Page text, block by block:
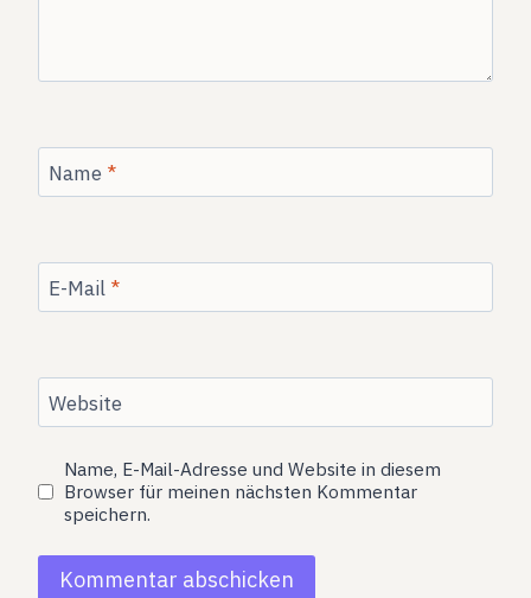
Name *
E-Mail *
Website
Name, E-Mail-Adresse und Website in diesem
Browser für meinen nächsten Kommentar
speichern.